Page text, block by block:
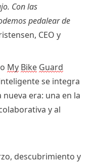
Con las
pedalear de
CEO y
My Bike Guard
se integra
era: una en la
y al
descubrimiento y